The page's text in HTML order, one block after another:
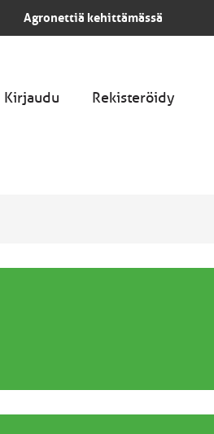
Agronettiä kehittämässä
Kirjaudu Rekisteröidy